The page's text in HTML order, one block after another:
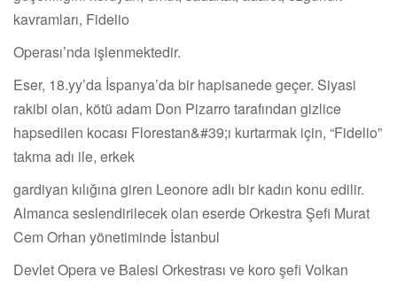
kavramları, Fidelio
Operası’nda işlenmektedir.
Eser, 18.yy’da İspanya’da bir hapisanede geçer. Siyasi
rakibi olan, kötü adam Don Pizarro tarafından gizlice
hapsedilen kocası Florestan&#39;ı kurtarmak için, “Fidelio”
takma adı ile, erkek
gardiyan kılığına giren Leonore adlı bir kadın konu edilir.
Almanca seslendirilecek olan eserde Orkestra Şefi Murat
Cem Orhan yönetiminde İstanbul
Devlet Opera ve Balesi Orkestrası ve koro şefi Volkan